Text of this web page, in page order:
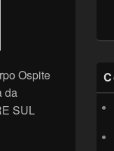
Ospite
da
SUL
CUORE DEI